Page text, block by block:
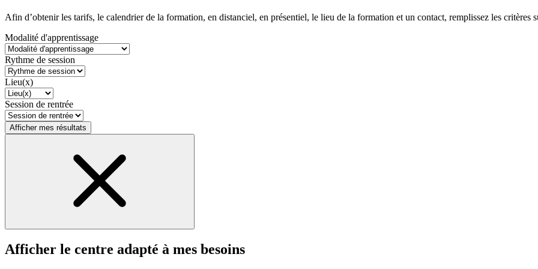
Afin d’obtenir les tarifs, le calendrier de la formation, en distanciel, en présentiel, le lieu de la formation et un contact, remplissez les critères
Modalité d'apprentissage
Rythme de session
Lieu(x)
Session de rentrée
Afficher mes résultats
Afficher le centre adapté à mes besoins